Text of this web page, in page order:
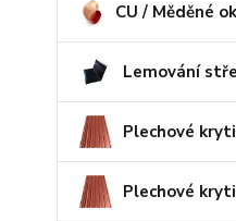
CU / Měděné
Lemování
Plechové
Plechové